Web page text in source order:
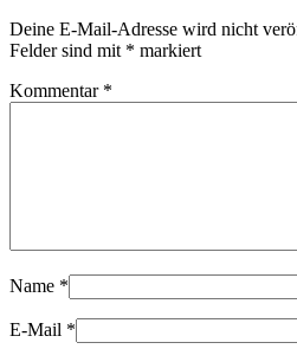
Deine E-Mail-Adresse wird nicht
Felder sind mit * markiert
Kommentar *
Name *
E-Mail *